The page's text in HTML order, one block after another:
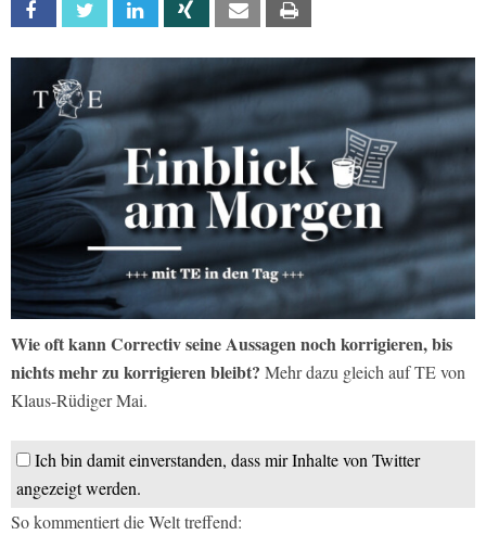
Facebook Twitter Linkedin Xing Email
Wie oft kann Correctiv seine Aussagen noch korrigieren, bis
nichts mehr zu korrigieren bleibt? Mehr dazu gleich auf TE von
Klaus-Rüdiger Mai.
Ich bin damit einverstanden, dass mir Inhalte von Twitter
angezeigt werden.
So kommentiert die Welt treffend: